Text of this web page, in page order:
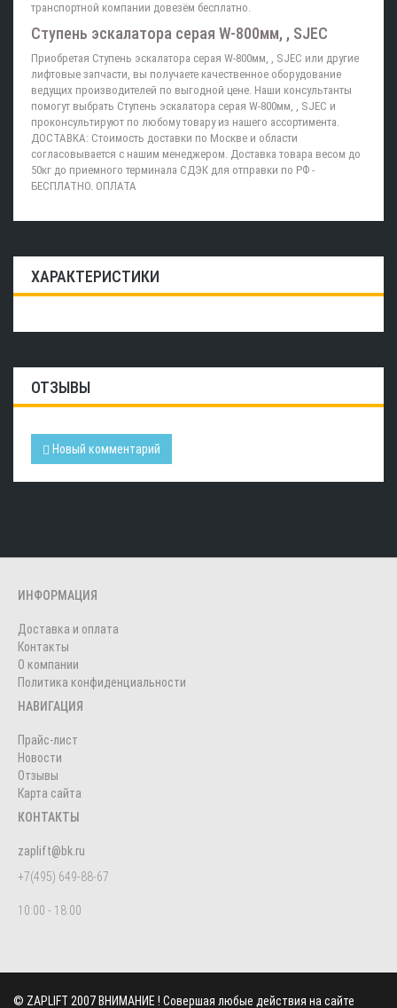
транспортной компании довезём бесплатно.
Ступень эскалатора серая W-800мм, , SJEC
Приобретая Ступень эскалатора серая W-800мм, , SJEC или другие
лифтовые запчасти, вы получаете качественное оборудование
ведущих производителей по выгодной цене. Наши консультанты
помогут выбрать Ступень эскалатора серая W-800мм, , SJEC и
проконсультируют по любому товару из нашего ассортимента.
ДОСТАВКА: Стоимость доставки по Москве и области
согласовывается с нашим менеджером. Доставка товара весом до
50кг до приемного терминала СДЭК для отправки по РФ -
БЕСПЛАТНО. ОПЛАТА
ХАРАКТЕРИСТИКИ
ОТЗЫВЫ
Новый комментарий
ИНФОРМАЦИЯ
Доставка и оплата
Контакты
О компании
Политика конфиденциальности
НАВИГАЦИЯ
Прайс-лист
Новости
Отзывы
Карта сайта
КОНТАКТЫ
zaplift@bk.ru
+7(495) 649-88-67
10:00 - 18:00
© ZAPLIFT 2007 ВНИМАНИЕ ! Совершая любые действия на сайте